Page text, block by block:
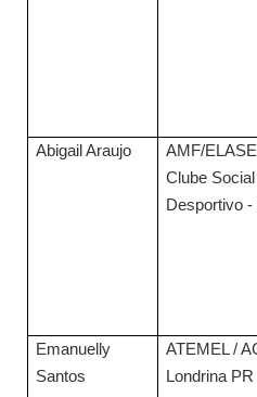
Abigail Araujo
AMF/ELASE
Clube
Desportivo -
Emanuelly
Santos
ATEMEL /
Londrina PR